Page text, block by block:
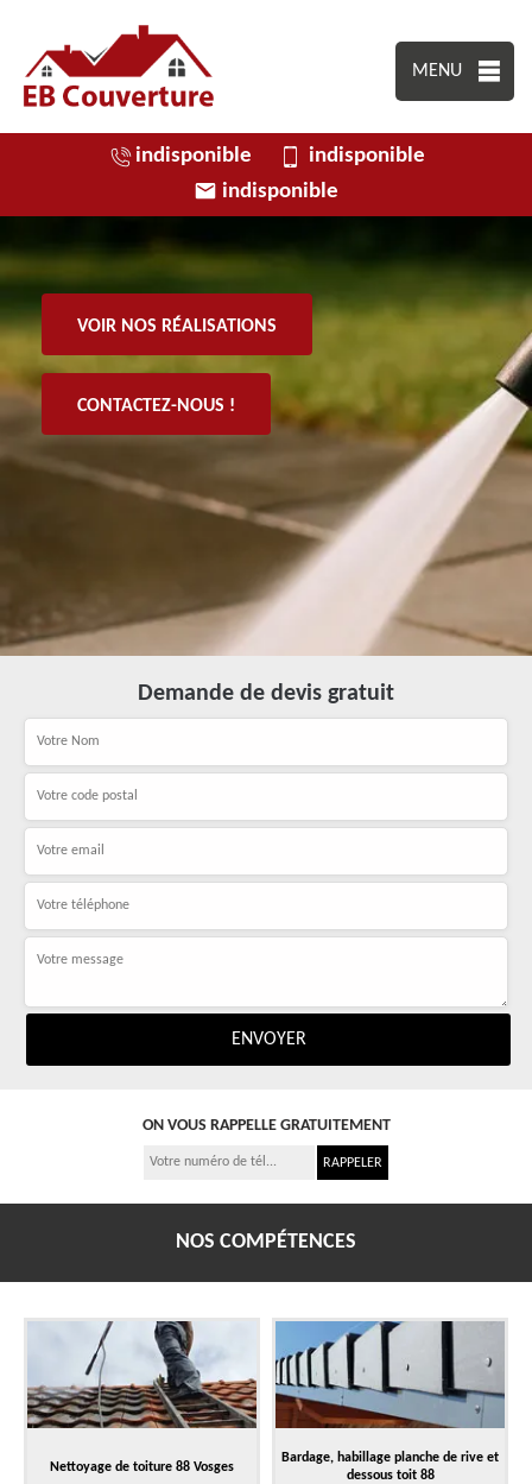
MENU
indisponible
indisponible
indisponible
VOIR NOS RÉALISATIONS
CONTACTEZ-NOUS !
Demande de devis gratuit
ON VOUS RAPPELLE GRATUITEMENT
NOS COMPÉTENCES
Nettoyage de toiture 88 Vosges
Bardage, habillage planche de rive et
dessous toit 88